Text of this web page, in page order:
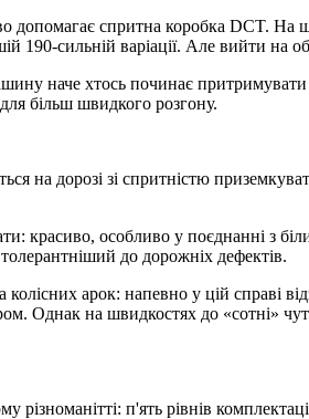
допомагає спритна коробка DCT.
190-сильній варіації. Але вийти на
наче хтось починає
більш швидкого розгону.
на дорозі зі спритністю
красиво, особливо у поєднанні з
до дорожніх дефектів.
арок: напевно у цій справі
Однак на швидкостях до «сотні»
п'ять рівнів